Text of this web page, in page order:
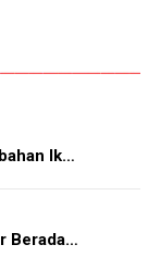
Ik…
Berada…